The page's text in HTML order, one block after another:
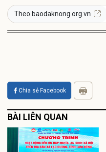
Theo baodaknong.org.vn
Chia sẻ Facebook
BÀI LIÊN QUAN